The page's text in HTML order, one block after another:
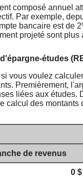
composé annuel
Par exemple,
bancaire est de
projeté sont
études
vous voulez
Premièrement,
liées aux études.
calcul des montants
de revenus
0